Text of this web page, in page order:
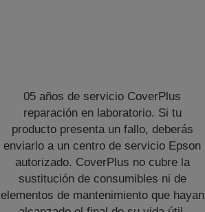
05 años de servicio CoverPlus
reparación en laboratorio. Si tu
producto presenta un fallo, deberás
enviarlo a un centro de servicio Epson
autorizado. CoverPlus no cubre la
sustitución de consumibles ni de
elementos de mantenimiento que hayan